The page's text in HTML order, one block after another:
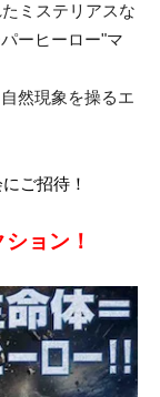
ミステリアスな
ーヒーロー"マ
然現象を操るエ
ご招待 ！
ョン！